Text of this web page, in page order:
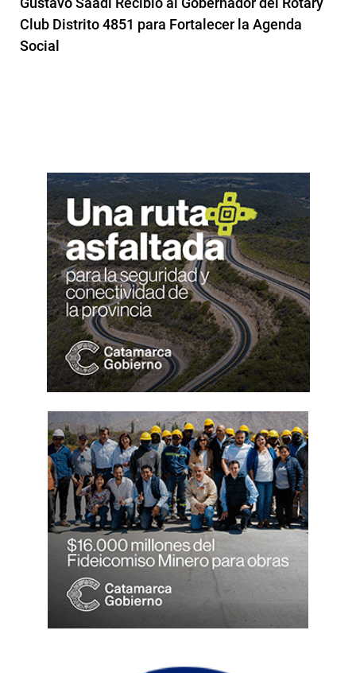
Club Distrito 4851 para Fortalecer la Agenda
Social